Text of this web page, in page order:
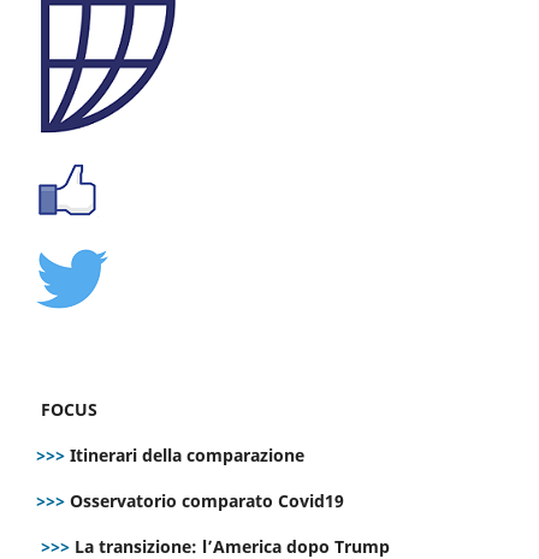
FOCUS
>>> Itinerari della comparazione
>>> Osservatorio comparato Covid19
>>> La transizione: l’America dopo Trump